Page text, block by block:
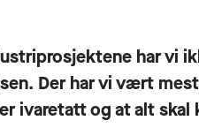
har vi
Der har vi vært
ivaretatt og at alt skal